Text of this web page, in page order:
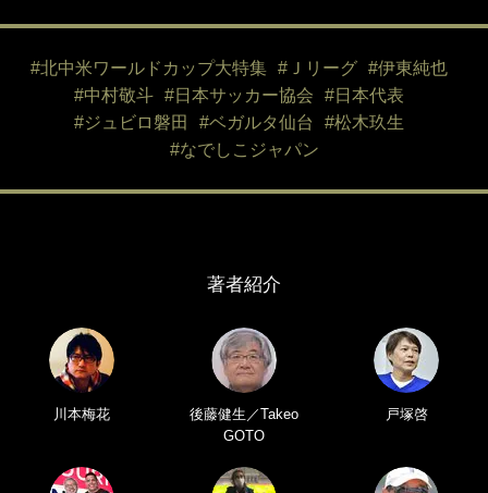
#北中米ワールドカップ大特集 #Ｊリーグ
#伊東純也
#中村敬斗
#日本サッカー協会
#日本代表
#ジュビロ磐田
#ベガルタ仙台
#松木玖生
#なでしこジャパン
著者紹介
川本梅花
後藤健生／Takeo
GOTO
戸塚啓